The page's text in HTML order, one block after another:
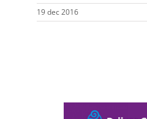
19 dec 2016